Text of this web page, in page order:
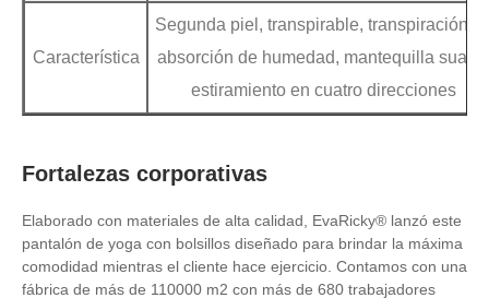
Característica
Segunda piel, transpirable, transpiración
absorción de humedad, mantequilla suave,
estiramiento en cuatro direcciones
Fortalezas corporativas
Elaborado con materiales de alta calidad, EvaRicky® lanzó este
pantalón de yoga con bolsillos diseñado para brindar la máxima
comodidad mientras el cliente hace ejercicio. Contamos con una
fábrica de más de 110000 m2 con más de 680 trabajadores